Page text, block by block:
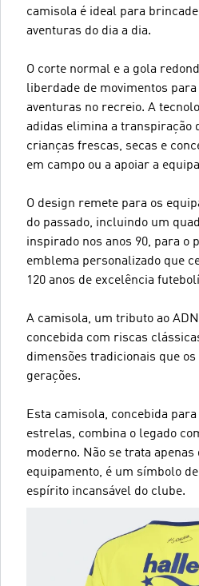
camisola é ideal para
aventuras do dia a dia.
O corte normal e a gola
liberdade de movimentos
aventuras no recreio. A
adidas elimina a transpiração
crianças frescas, secas e
em campo ou a apoiar a
O design remete para os
do passado, incluindo um
inspirado nos anos 90, para o
emblema personalizado que
120 anos de excelência
A camisola, um tributo ao
concebida com riscas
dimensões tradicionais que
gerações.
Esta camisola, concebida
estrelas, combina o legado
moderno. Não se trata apenas
equipamento, é um símbolo
espírito incansável do clube.